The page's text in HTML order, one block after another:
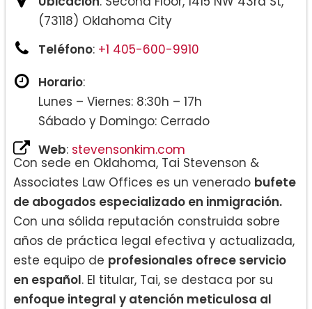
(73118) Oklahoma City
Teléfono: +1 405-600-9910
Horario:
Lunes – Viernes: 8:30h – 17h
Sábado y Domingo: Cerrado
Web: stevensonkim.com
Con sede en Oklahoma, Tai Stevenson &
Associates Law Offices es un venerado bufete
de abogados especializado en inmigración.
Con una sólida reputación construida sobre
años de práctica legal efectiva y actualizada,
este equipo de profesionales ofrece servicio
en español. El titular, Tai, se destaca por su
enfoque integral y atención meticulosa al